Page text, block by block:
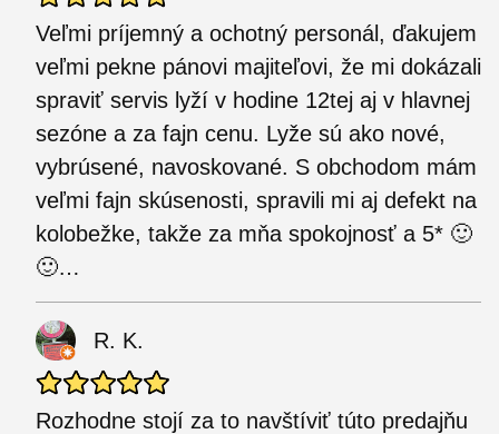
Veľmi príjemný a ochotný personál, ďakujem
veľmi pekne pánovi majiteľovi, že mi dokázali
spraviť servis lyží v hodine 12tej aj v hlavnej
sezóne a za fajn cenu. Lyže sú ako nové,
vybrúsené, navoskované. S obchodom mám
veľmi fajn skúsenosti, spravili mi aj defekt na
kolobežke, takže za mňa spokojnosť a 5* 🙂
🙂…
R. K.
Rozhodne stojí za to navštíviť túto predajňu